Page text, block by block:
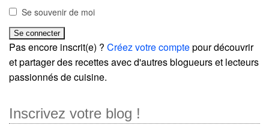
Se souvenir de moi
Pas encore inscrit(e) ? Créez votre comptepour découvrir
et partager des recettes avec d'autres blogueurs et lecteurs
passionnés de cuisine.
Inscrivez votre blog !